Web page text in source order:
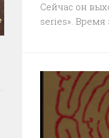
Сейчас он
series». Время